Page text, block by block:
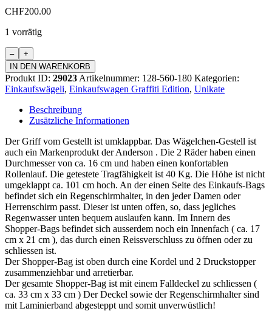
CHF200.00
1 vorrätig
Einkaufswagen
Graffiti
Edition
Standard
Menge
IN DEN WARENKORB
Produkt ID: 29023 Artikelnummer: 128-560-180 Kategorien:
Einkaufswägeli, Einkaufswagen Graffiti Edition, Unikate
Beschreibung
Zusätzliche Informationen
Der Griff vom Gestellt ist umklappbar. Das Wägelchen-Gestell ist
auch ein Markenprodukt der Anderson . Die 2 Räder haben einen
Durchmesser von ca. 16 cm und haben einen konfortablen
Rollenlauf. Die getestete Tragfähigkeit ist 40 Kg. Die Höhe ist nicht
umgeklappt ca. 101 cm hoch. An der einen Seite des Einkaufs-Bags
befindet sich ein Regenschirmhalter, in den jeder Damen oder
Herrenschirm passt. Dieser ist unten offen, so, dass jegliches
Regenwasser unten bequem auslaufen kann. Im Innern des
Shopper-Bags befindet sich ausserdem noch ein Innenfach ( ca. 17
cm x 21 cm ), das durch einen Reissverschluss zu öffnen oder zu
schliessen ist.
Der Shopper-Bag ist oben durch eine Kordel und 2 Druckstopper
zusammenziehbar und arretierbar.
Der gesamte Shopper-Bag ist mit einem Falldeckel zu schliessen (
ca. 33 cm x 33 cm ) Der Deckel sowie der Regenschirmhalter sind
mit Laminierband abgesteppt und somit unverwüstlich!